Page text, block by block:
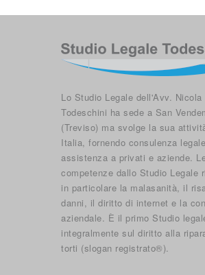
Lo Studio Legale dell'Avv. Nicola
Todeschini ha sede a San
(Treviso) ma svolge la sua
Italia, fornendo consulenza
assistenza a privati e aziende.
competenze dallo Studio Legale
in particolare la malasanità, il
danni, il diritto di internet e la
aziendale. È il primo Studio
integralmente sul diritto alla
torti (slogan registrato®).